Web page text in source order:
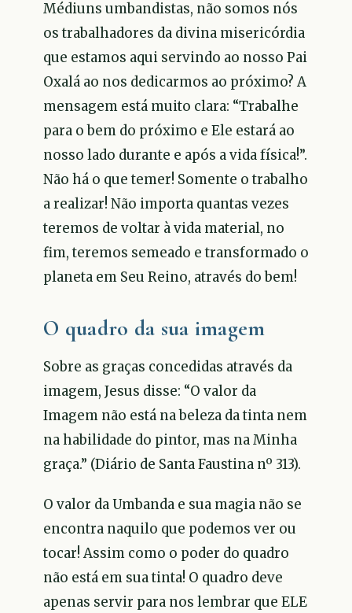
Médiuns umbandistas, não somos nós
os trabalhadores da divina misericórdia
que estamos aqui servindo ao nosso Pai
Oxalá ao nos dedicarmos ao próximo? A
mensagem está muito clara: “Trabalhe
para o bem do próximo e Ele estará ao
nosso lado durante e após a vida física!”.
Não há o que temer! Somente o trabalho
a realizar! Não importa quantas vezes
teremos de voltar à vida material, no
fim, teremos semeado e transformado o
planeta em Seu Reino, através do bem!
O quadro da sua imagem
Sobre as graças concedidas através da
imagem, Jesus disse: “O valor da
Imagem não está na beleza da tinta nem
na habilidade do pintor, mas na Minha
graça.” (Diário de Santa Faustina nº 313).
O valor da Umbanda e sua magia não se
encontra naquilo que podemos ver ou
tocar! Assim como o poder do quadro
não está em sua tinta! O quadro deve
apenas servir para nos lembrar que ELE